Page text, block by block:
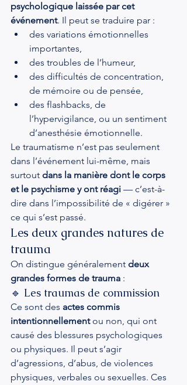
psychologique laissée par cet
événement. Il peut se traduire par :
des variations émotionnelles
importantes,
des troubles de l’humeur,
des difficultés de concentration,
de mémoire ou de pensée,
des flashbacks, de
l’hypervigilance, ou un sentiment
d’anesthésie émotionnelle.
Le traumatisme n’est pas seulement
dans l’événement lui-même, mais
surtout dans la manière dont le corps
et le psychisme y ont réagi — c’est-à-
dire dans l’impossibilité de « digérer »
ce qui s’est passé.
Les deux grandes natures de
trauma
On distingue généralement deux
grandes formes de trauma :
🔹 Les traumas de commission
Ce sont des actes commis
intentionnellement ou non, qui ont
causé des blessures psychologiques
ou physiques. Il peut s’agir
d’agressions, d’abus, de violences
physiques, verbales ou sexuelles. Ces